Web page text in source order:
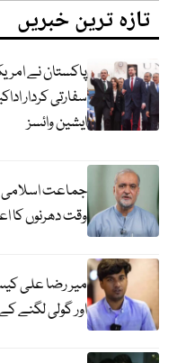
تازہ ترین خبریں
پاکستان نے
سفارتی کردار
ایشین وائسز
وقت دھرنوں کا
میر رضا علی
اور گولی لگنے